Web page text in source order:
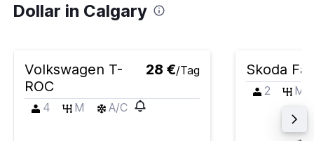
Dollar in Calgary
Volkswagen T-
ROC
28 €/Tag
4 M A/C
Skoda
2 M